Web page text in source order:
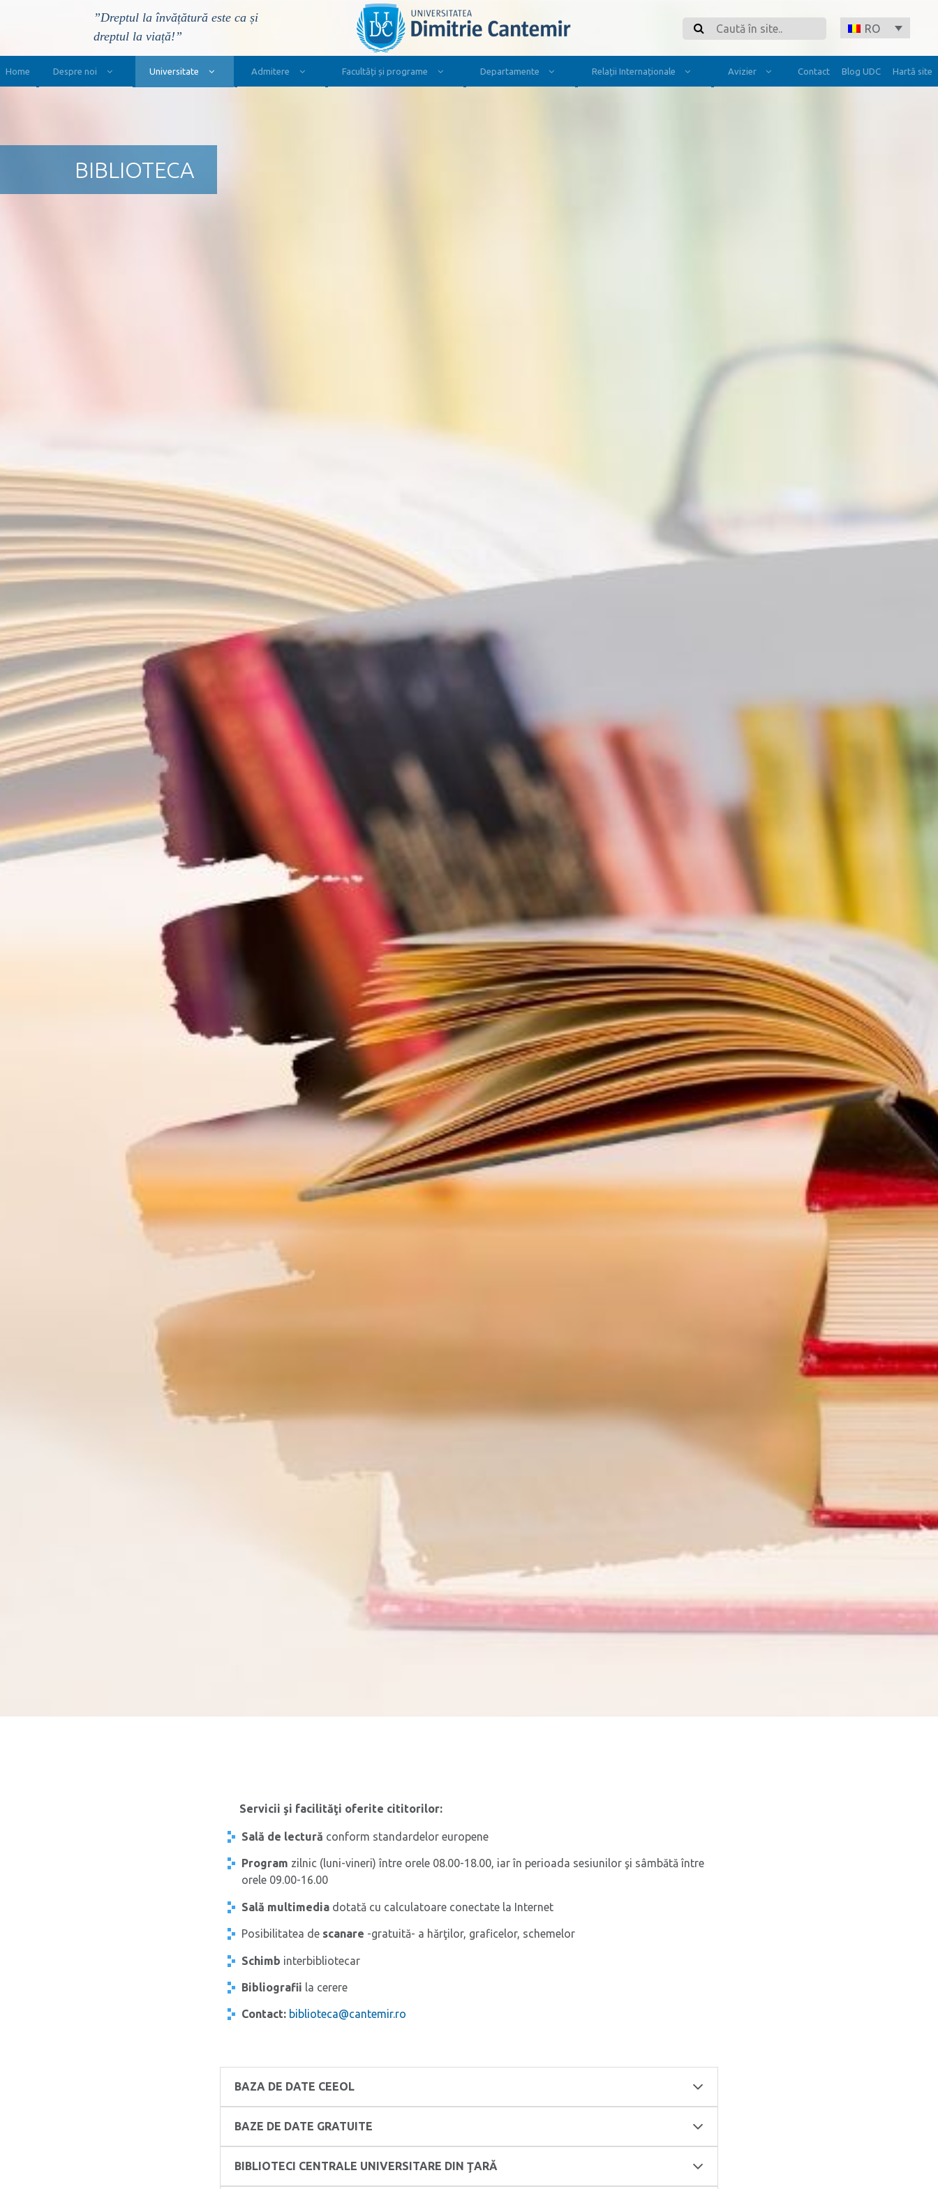
Search
RO
Main Navigation
”Dreptul la învățătură este ca și
dreptul la viață!”
Home Despre noi Universitate Admitere Facultăți și programe Departamente Relații Internaționale Avizier Contact Blog UDC Hartă site
BIBLIOTECA
Servicii şi facilităţi oferite cititorilor:
Sală de lectură conform standardelor europene
Program zilnic (luni-vineri) între orele 08.00-18.00, iar în perioada sesiunilor şi sâmbătă între
orele 09.00-16.00
Sală multimediadotată cu calculatoare conectate la Internet
Posibilitatea de scanare -gratuită- a hărţilor, graficelor, schemelor
Schimb interbibliotecar
Bibliografii la cerere
Contact: biblioteca@cantemir.ro
BAZA DE DATE CEEOL
BAZE DE DATE GRATUITE
BIBLIOTECI CENTRALE UNIVERSITARE DIN ŢARĂ